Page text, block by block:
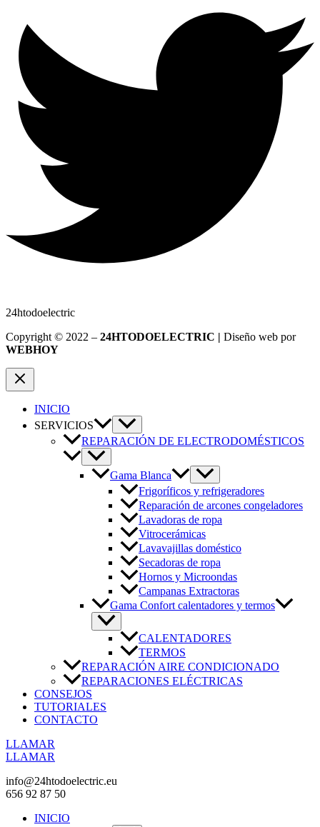
24htodoelectric
Copyright © 2022 – 24HTODOELECTRIC | Diseño web por
WEBHOY
INICIO
SERVICIOS
REPARACIÓN DE ELECTRODOMÉSTICOS
Gama Blanca
Frigoríficos y refrigeradores
Reparación de arcones congeladores
Lavadoras de ropa
Vitrocerámicas
Lavavajillas doméstico
Secadoras de ropa
Hornos y Microondas
Campanas Extractoras
Gama Confort calentadores y termos
CALENTADORES
TERMOS
REPARACIÓN AIRE CONDICIONADO
REPARACIONES ELÉCTRICAS
CONSEJOS
TUTORIALES
CONTACTO
LLAMAR
LLAMAR
info@24htodoelectric.eu
656 92 87 50
INICIO